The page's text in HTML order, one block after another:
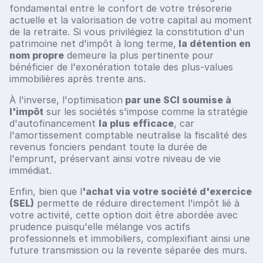
fondamental entre le confort de votre trésorerie
actuelle et la valorisation de votre capital au moment
de la retraite. Si vous privilégiez la constitution d'un
patrimoine net d'impôt à long terme, la détention en
nom propre demeure la plus pertinente pour
bénéficier de l'exonération totale des plus-values
immobilières après trente ans.
À l'inverse, l'optimisation par une SCI soumise à
l'impôt sur les sociétés s'impose comme la stratégie
d'autofinancement la plus efficace, car
l'amortissement comptable neutralise la fiscalité des
revenus fonciers pendant toute la durée de
l'emprunt, préservant ainsi votre niveau de vie
immédiat.
Enfin, bien que l'achat via votre société d'exercice
(SEL) permette de réduire directement l'impôt lié à
votre activité, cette option doit être abordée avec
prudence puisqu'elle mélange vos actifs
professionnels et immobiliers, complexifiant ainsi une
future transmission ou la revente séparée des murs.